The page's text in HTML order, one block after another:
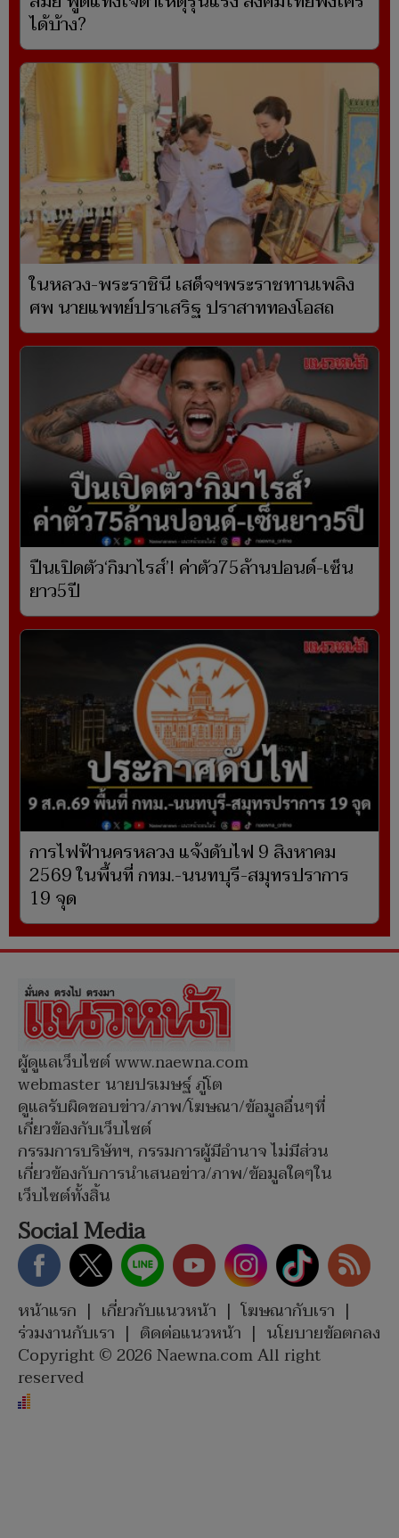
ได้บ้าง?
ในหลวง-พระราชินี เสด็จฯพระราชทานเพลิง
ศพ นายแพทย์ปราเสริฐ ปราสาททองโอสถ
ปืนเปิดตัว‘กิมาไรส์’! ค่าตัว75ล้านปอนด์-เซ็น
ยาว5ปี
การไฟฟ้านครหลวง แจ้งดับไฟ 9 สิงหาคม
2569 ในพื้นที่ กทม.-นนทบุรี-สมุทรปราการ
19 จุด
ผู้ดูแลเว็บไซต์ www.naewna.com
webmaster นายปรเมษฐ์ ภู่โต
ดูแลรับผิดชอบข่าว/ภาพ/โฆษณา/ข้อมูลอื่นๆที่
เกี่ยวข้องกับเว็บไซต์
กรรมการบริษัทฯ, กรรมการผู้มีอำนาจ ไม่มีส่วน
เกี่ยวข้องกับการนำเสนอข่าว/ภาพ/ข้อมูลใดๆใน
เว็บไซต์ทั้งสิ้น
Social Media
หน้าแรก | เกี่ยวกับแนวหน้า | โฆษณากับเรา |
ร่วมงานกับเรา | ติดต่อแนวหน้า | นโยบายข้อตกลง
Copyright © 2026 Naewna.com All right
reserved